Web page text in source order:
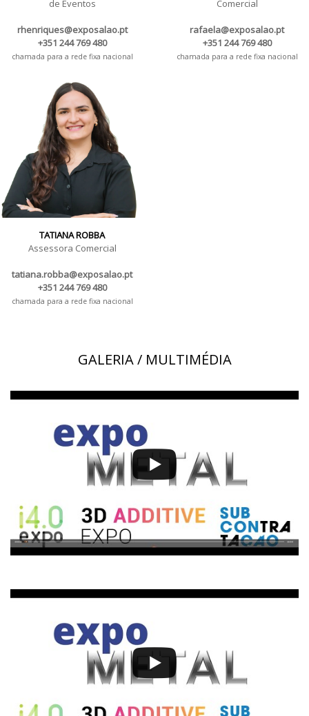
de Eventos
rhenriques@exposalao.pt
+351 244 769 480
chamada para a rede fixa nacional
Comercial
rafaela@exposalao.pt
+351 244 769 480
chamada para a rede fixa nacional
TATIANA ROBBA
Assessora Comercial
tatiana.robba@exposalao.pt
+351 244 769 480
chamada para a rede fixa nacional
GALERIA / MULTIMÉDIA